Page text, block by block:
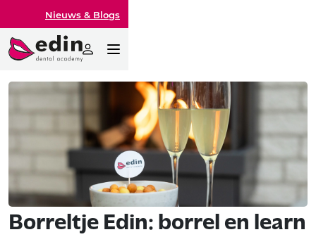
Nieuws & Blogs
Borreltje Edin: borrel en learn